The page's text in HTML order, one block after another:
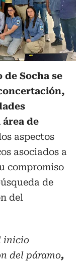
Socha se
de
aspectos
asociados a
compromiso
de
del
inicio
del páramo,